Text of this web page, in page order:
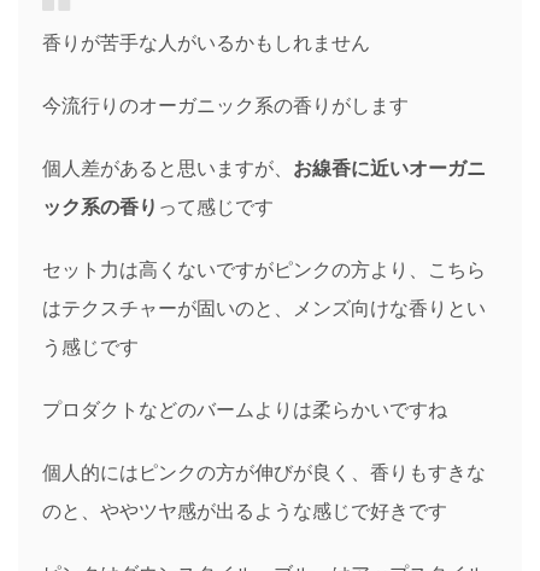
香りが苦手な人がいるかもしれません
今流行りのオーガニック系の香りがします
個人差があると思いますが、 お線香に近いオーガニ
ック系の香り って感じです
セット力は高くないですがピンクの方より、こちら
はテクスチャーが固いのと、メンズ向けな香りとい
う感じです
プロダクトなどのバームよりは柔らかいですね
個人的にはピンクの方が伸びが良く、香りもすきな
のと、ややツヤ感が出るような感じで好きです